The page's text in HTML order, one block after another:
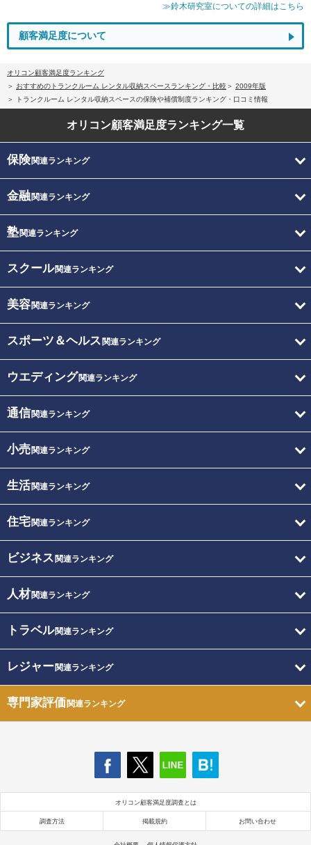
≫鈴木研究室についての詳細はこちら
顧客満足度について
オリコン顧客満足度ランキング
おすすめのトランクルーム レンタル収納スペースランキング・比較
2009年版
トランクルーム レンタル収納スペースの保険や補償制度ランキング・口コミ情報
オリコン顧客満足度ランキング一覧
保険関連ランキング
金融関連ランキング
塾関連ランキング
スクール関連ランキング
美容関連ランキング
スポーツ＆ヘルス 関連ランキング
ウエディング関連ランキング
通信関連ランキング
小売関連ランキング
生活関連ランキング
住宅関連ランキング
ビジネス 関連ランキング
人材関連ランキング
トラベル関連ランキング
レジャー関連ランキング
専門家評価関連ランキング
オリコン顧客満足度調査とは
調査方法 掲載規約 お問い合わせ